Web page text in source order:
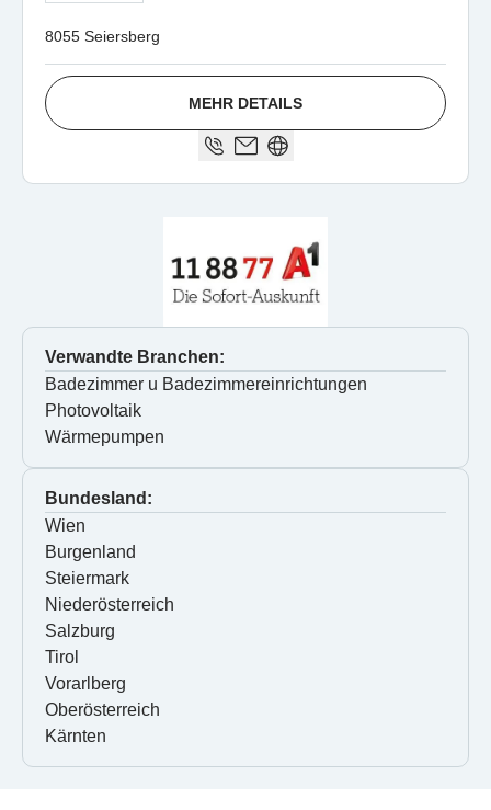
8055 Seiersberg
MEHR DETAILS
Verwandte Branchen:
Badezimmer u Badezimmereinrichtungen
Photovoltaik
Wärmepumpen
Bundesland:
Wien
Burgenland
Steiermark
Niederösterreich
Salzburg
Tirol
Vorarlberg
Oberösterreich
Kärnten